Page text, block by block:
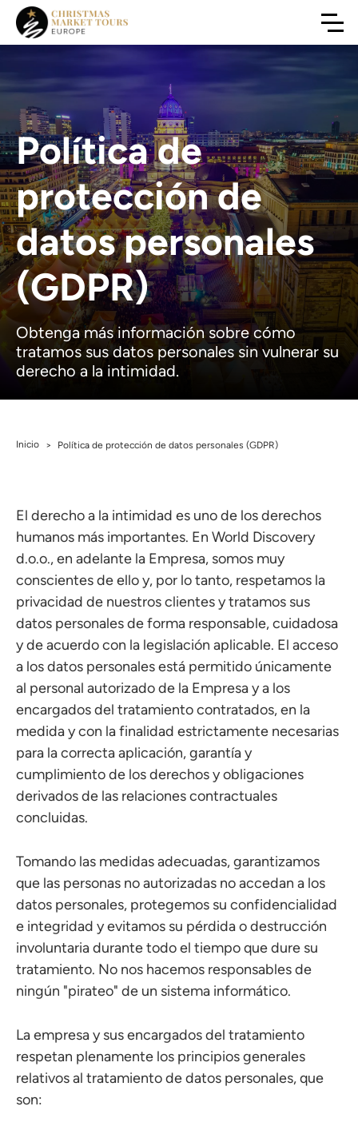
Política de
protección de
datos personales
(GDPR)
Obtenga más información sobre cómo
tratamos sus datos personales sin vulnerar su
derecho a la intimidad.
Inicio > Política de protección de datos personales (GDPR)
El derecho a la intimidad es uno de los derechos
humanos más importantes. En World Discovery
d.o.o., en adelante la Empresa, somos muy
conscientes de ello y, por lo tanto, respetamos la
privacidad de nuestros clientes y tratamos sus
datos personales de forma responsable, cuidadosa
y de acuerdo con la legislación aplicable. El acceso
a los datos personales está permitido únicamente
al personal autorizado de la Empresa y a los
encargados del tratamiento contratados, en la
medida y con la finalidad estrictamente necesarias
para la correcta aplicación, garantía y
cumplimiento de los derechos y obligaciones
derivados de las relaciones contractuales
concluidas.
Tomando las medidas adecuadas, garantizamos
que las personas no autorizadas no accedan a los
datos personales, protegemos su confidencialidad
e integridad y evitamos su pérdida o destrucción
involuntaria durante todo el tiempo que dure su
tratamiento. No nos hacemos responsables de
ningún "pirateo" de un sistema informático.
La empresa y sus encargados del tratamiento
respetan plenamente los principios generales
relativos al tratamiento de datos personales, que
son: